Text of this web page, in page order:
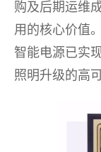
购及后期运维
用的核心价值
智能电源已实
照明升级的高